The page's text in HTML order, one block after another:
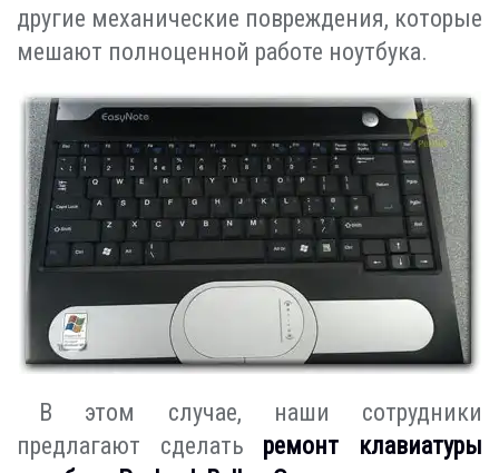
другие механические повреждения, которые
мешают полноценной работе ноутбука.
В этом случае, наши сотрудники
предлагают сделать ремонт клавиатуры